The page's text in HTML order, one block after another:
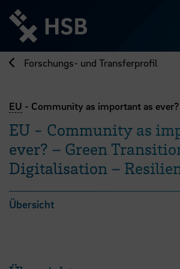
zum
Seiteninhalt
springen
Forschungs- und Transferprofil
EU - Community as important as ever?
EU - Community as
ever? – Green
Digitalisation –
Übersicht